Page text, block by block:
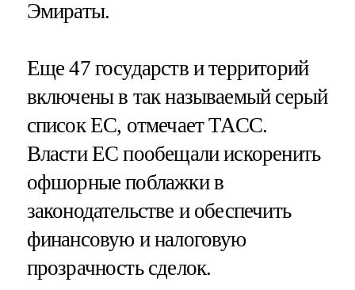
Эмираты.
Еще 47 государств и территорий
включены в так называемый серый
список ЕС, отмечает ТАСС.
Власти ЕС пообещали искоренить
офшорные поблажки в
законодательстве и обеспечить
финансовую и налоговую
прозрачность сделок.